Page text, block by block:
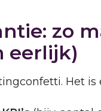
zo
eerlijk)
Het